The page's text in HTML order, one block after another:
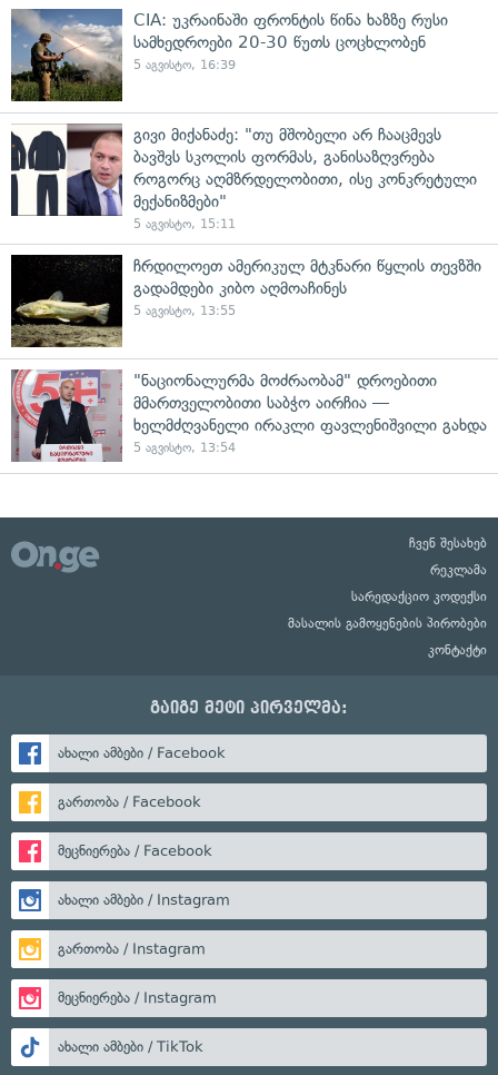
CIA: უკრაინაში ფრონტის წინა ხაზზე რუსი
სამხედროები 20-30 წუთს ცოცხლობენ
5 აგვისტო, 16:39
გივი მიქანაძე: "თუ მშობელი არ ჩააცმევს
ბავშვს სკოლის ფორმას, განისაზღვრება
როგორც აღმზრდელობითი, ისე კონკრეტული
მექანიზმები"
5 აგვისტო, 15:11
ჩრდილოეთ ამერიკულ მტკნარი წყლის თევზში
გადამდები კიბო აღმოაჩინეს
5 აგვისტო, 13:55
"ნაციონალურმა მოძრაობამ" დროებითი
მმართველობითი საბჭო აირჩია —
ხელმძღვანელი ირაკლი ფავლენიშვილი გახდა
5 აგვისტო, 13:54
ჩვენ შესახებ
რეკლამა
სარედაქციო კოდექსი
მასალის გამოყენების პირობები
კონტაქტი
გაიგე მეტი პირველმა:
ახალი ამბები / Facebook
გართობა / Facebook
მეცნიერება / Facebook
ახალი ამბები / Instagram
გართობა / Instagram
მეცნიერება / Instagram
ახალი ამბები / TikTok